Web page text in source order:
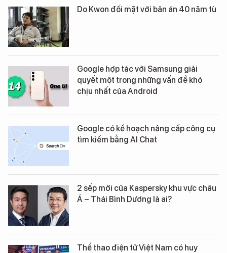
Do Kwon đối mặt với bản án 40 năm tù
Google hợp tác với Samsung giải
quyết một trong những vấn đề khó
chịu nhất của Android
Google có kế hoạch nâng cấp công cụ
tìm kiếm bằng AI Chat
2 sếp mới của Kaspersky khu vực châu
Á – Thái Bình Dương là ai?
Thể thao điện tử Việt Nam có huy